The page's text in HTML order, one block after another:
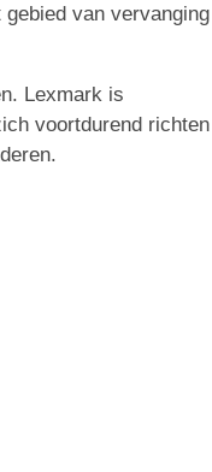
van vervanging
Lexmark is
voortdurend richten